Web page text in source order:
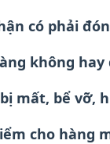
có phải
không hay
mất, bể vỡ,
cho hàng